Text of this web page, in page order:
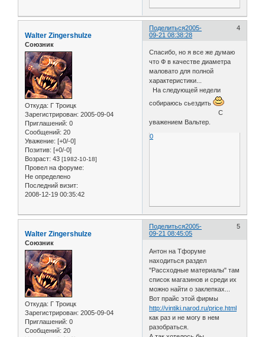
Поделиться 4
2005-
09-21 08:38:28
Walter Zingershulze
Союзник
Откуда: Г Троицк
Зарегистрирован: 2005-09-04
Приглашений: 0
Сообщений: 20
Уважение: [+0/-0]
Позитив: [+0/-0]
Возраст: 43 [1982-10-18]
Провел на форуме:
Не определено
Последний визит:
2008-12-19 00:35:42
Спасибо, но я все же думаю
что Ф в качестве диаметра
маловато для полной
характеристики...
На следующей недели
собираюсь сьездить
С
уважением Вальтер.
0
Поделиться 5
2005-
09-21 08:45:05
Walter Zingershulze
Союзник
Откуда: Г Троицк
Зарегистрирован: 2005-09-04
Приглашений: 0
Сообщений: 20
Антон на Тфоруме
находиться раздел
"Рассходные материалы" там
список магазинов и среди их
можно найти о заклепках...
Вот прайс этой фирмы
http://vintiki.narod.ru/price.html
как раз и не могу в нем
разобраться.